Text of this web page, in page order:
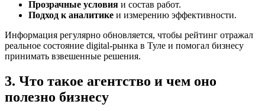
Прозрачные условия и состав работ.
Подход к аналитике и измерению эффективности.
Информация регулярно обновляется, чтобы рейтинг отражал
реальное состояние digital-рынка в Туле и помогал бизнесу
принимать взвешенные решения.
3. Что такое агентство и чем оно
полезно бизнесу